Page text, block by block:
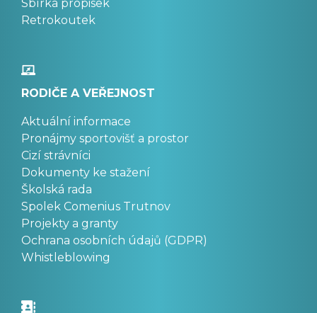
Sbírka propisek
Retrokoutek
RODIČE A VEŘEJNOST
Aktuální informace
Pronájmy sportovišť a prostor
Cizí strávníci
Dokumenty ke stažení
Školská rada
Spolek Comenius Trutnov
Projekty a granty
Ochrana osobních údajů (GDPR)
Whistleblowing